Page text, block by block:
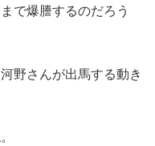
で爆謄するのだろう
野さんが出馬する動き